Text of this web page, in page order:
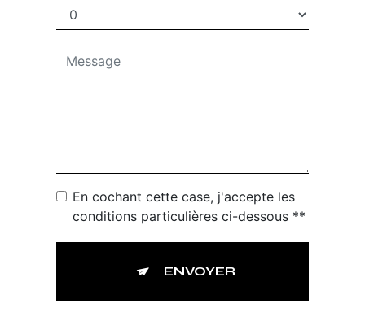
En cochant cette case, j'accepte les
conditions particulières ci-dessous **
ENVOYER